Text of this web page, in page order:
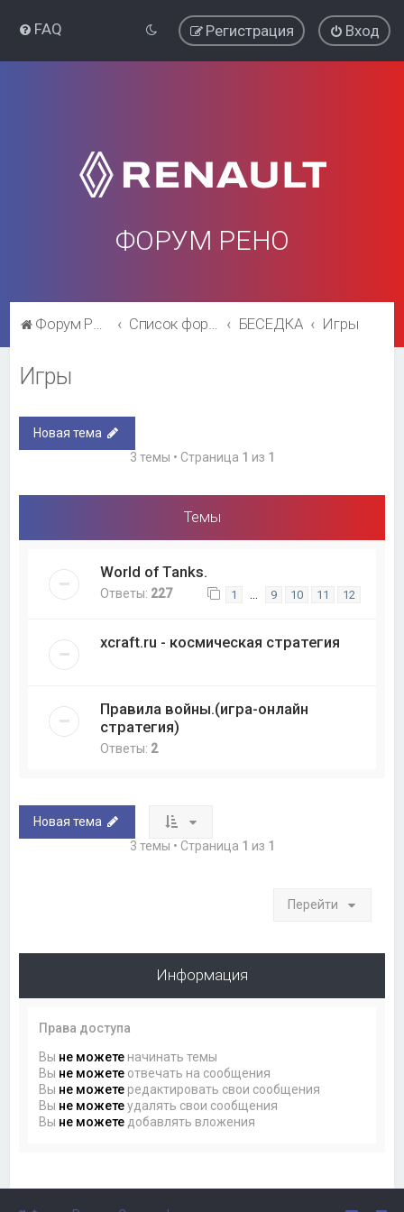
FAQ Вход
Регистрация
ФОРУМ РЕНО
Форум Рено Список форумов БЕСЕДКА Игры
Игры
Новая тема
3 темы • Страница 1 из 1
Темы
World of Tanks.
Ответы: 227 1 … 9 10 11 12
xcraft.ru - космическая стратегия
Правила войны.(игра-онлайн
стратегия)
Ответы: 2
Новая тема
3 темы • Страница 1 из 1
Перейти
Информация
Права доступа
Вы не можете начинать темы
Вы не можете отвечать на сообщения
Вы не можете редактировать свои сообщения
Вы не можетеудалять свои сообщения
Вы не можете добавлять вложения